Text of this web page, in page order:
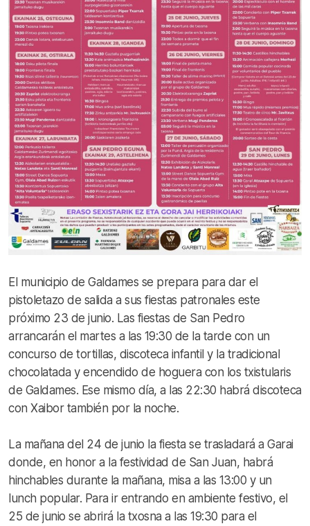
El municipio de Galdames se prepara para dar el
pistoletazo de salida a sus fiestas patronales este
próximo 23 de junio. Las fiestas de San Pedro
arrancarán el martes a las 19:30 de la tarde con un
concurso de tortillas, discoteca infantil y la tradicional
chocolatada y encendido de hoguera con los txistularis
de Galdames. Ese mismo día, a las 22:30 habrá discoteca
con Xaibor también por la noche.
La mañana del 24 de junio la fiesta se trasladará a Garai
donde, en honor a la festividad de San Juan, habrá
hinchables durante la mañana, misa a las 13:00 y un
lunch popular. Para ir entrando en ambiente festivo, el
25 de junio se abrirá la txosna a las 19:30 para el